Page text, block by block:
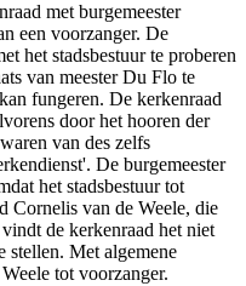
met burgemeester
een voorzanger. De
het stadsbestuur te proberen
van meester Du Flo te
fungeren. De kerkenraad
door het hooren der
van des zelfs
De burgemeester
het stadsbestuur tot
Cornelis van de Weele, die
de kerkenraad het niet
stellen. Met algemene
tot voorzanger.